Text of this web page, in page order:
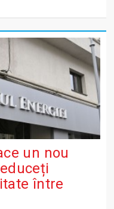
un nou
între